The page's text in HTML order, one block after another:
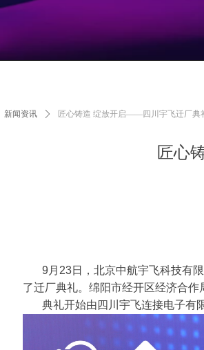
9月23日，北京中航宇飞科技有
了迁厂典礼。绵阳市经开区经济合
典礼开始由四川宇飞连接电子有
匠心
新闻资讯 ꄲ 匠心铸造 绽放开启——四川宇飞迁厂典